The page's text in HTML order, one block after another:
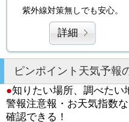
紫外線対策無しでも安心。
詳細
ピンポイント天気予報
●知りたい場所、調べたい
警報注意報・お天気指数
確認できる！